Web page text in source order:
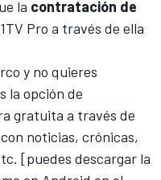
la contratación de
Pro a través de ella
y no quieres
la opción de
gratuita a través de
noticias, crónicas,
[puedes descargar la